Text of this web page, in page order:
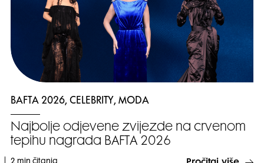
BAFTA 2026, CELEBRITY, MODA
Najbolje odjevene zvijezde na crvenom
tepihu nagrada BAFTA 2026